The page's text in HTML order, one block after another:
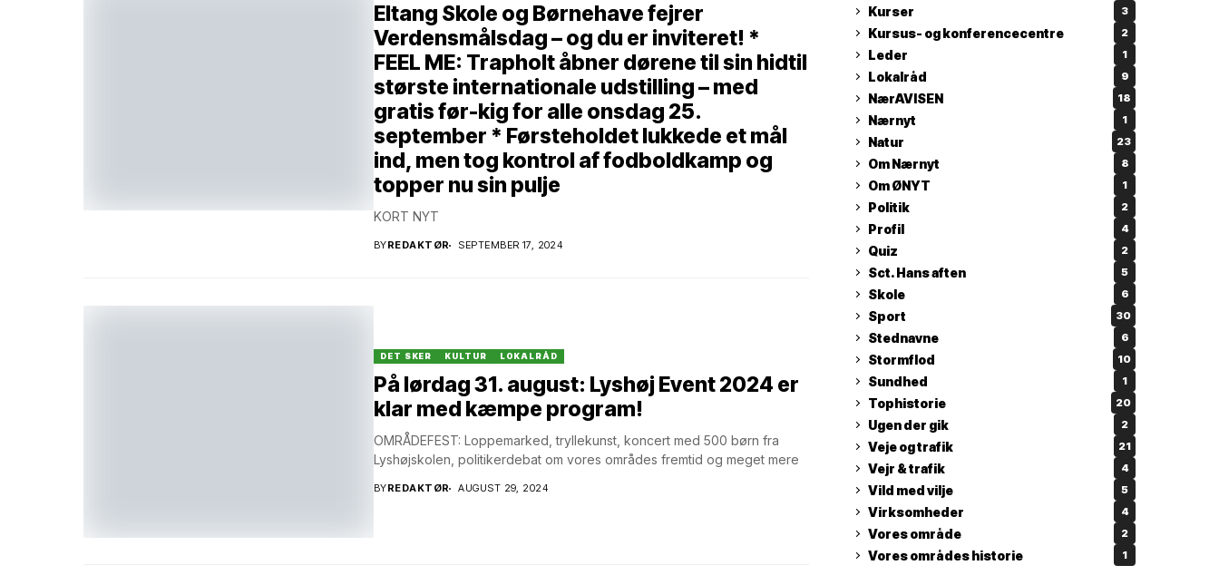
Eltang Skole og Børnehave fejrer
Verdensmålsdag – og du er inviteret! *
FEEL ME: Trapholt åbner dørene til sin hidtil
største internationale udstilling – med
gratis før-kig for alle onsdag 25.
september * Førsteholdet lukkede et mål
ind, men tog kontrol af fodboldkamp og
topper nu sin pulje
KORT NYT
BYREDAKTØR SEPTEMBER 17, 2024
DET SKER KULTUR LOKALRÅD
På lørdag 31. august: Lyshøj Event 2024 er
klar med kæmpe program!
OMRÅDEFEST: Loppemarked, tryllekunst, koncert med 500 børn fra
Lyshøjskolen, politikerdebat om vores områdes fremtid og meget mere
BYREDAKTØR AUGUST 29, 2024
Kurser 3
Kursus- og konferencecentre 2
Leder 1
Lokalråd 9
NærAVISEN 18
Nærnyt 1
Natur 23
Om Nærnyt 8
Om ØNYT 1
Politik 2
Profil 4
Quiz 2
Sct. Hans aften 5
Skole 6
Sport 30
Stednavne 6
Stormflod 10
Sundhed 1
Tophistorie 20
Ugen der gik 2
Veje og trafik 21
Vejr & trafik 4
Vild med vilje 5
Virksomheder 4
Vores område 2
Vores områdes historie 1